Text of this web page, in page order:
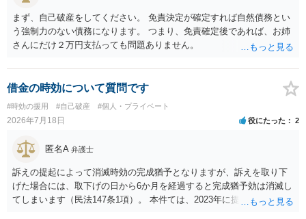
まず、自己破産をしてください。 免責決定が確定すれば自然債務とい
う強制力のない債務になります。 つまり、免責確定後であれば、お姉
さんにだけ２万円支払っても問題ありません。
借金の時効について質問です
#時効の援用 #自己破産 #個人・プライベート
2026年7月18日 役にたった 2
匿名A 弁護士
訴えの提起によって消滅時効の完成猶予となりますが、訴えを取り下
げた場合には、取下げの日から6か月を経過すると完成猶予効は消滅し
てしまいます（民法147条1項）。 本件ては、2023年に提訴された債権